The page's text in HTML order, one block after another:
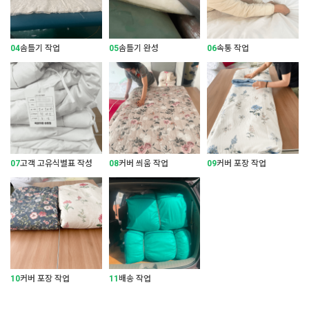
04솜틀기 작업 05솜틀기 완성 06속통 작업
07고객 고유식별표 작성 08커버 씌움 작업 09커버 포장 작업
10커버 포장 작업 11 배송 작업